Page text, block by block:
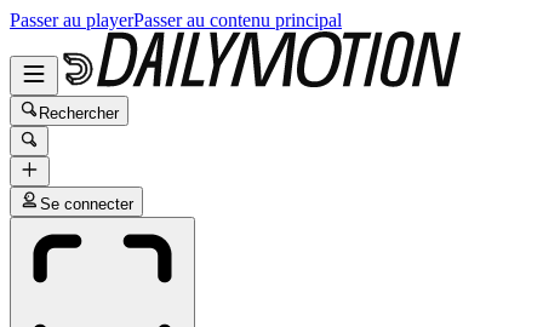
Passer au playerPasser au contenu principal
Rechercher
Se connecter